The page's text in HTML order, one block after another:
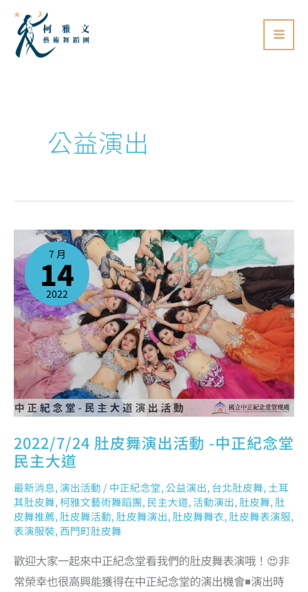
公益演出
7 月
14
2022
2022/7/24 肚皮舞演出活動 -中正紀念堂
民主大道
最新消息,演出活動 /中正紀念堂,公益演出,台北肚皮舞,土耳
其肚皮舞,柯雅文藝術舞蹈團,民主大道,活動演出,肚皮舞,肚
皮舞推薦,肚皮舞活動,肚皮舞演出,肚皮舞舞衣,肚皮舞表演服,
表演服裝,西門町肚皮舞
歡迎大家一起來中正紀念堂看我們的肚皮舞表演哦！😍非
常榮幸也很高興能獲得在中正紀念堂的演出機會◾演出時
2022/7/24
肚
皮
出
活
動
中
正
紀
念
堂
民
主
大
道